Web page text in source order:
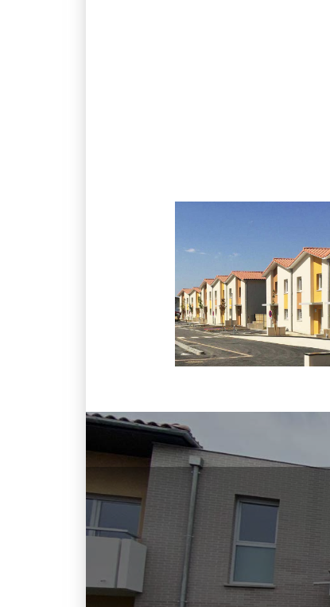
TÉLÉPHONE
05 62 47 51 47